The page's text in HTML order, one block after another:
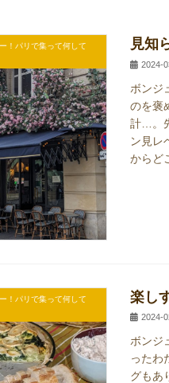
！パリで集って何して
見知
2024-
ボンジ
のを褒
計…。
ン見レ
からど
！パリで集って何して
楽し
2024-
ボンジ
ったわ
グもあ